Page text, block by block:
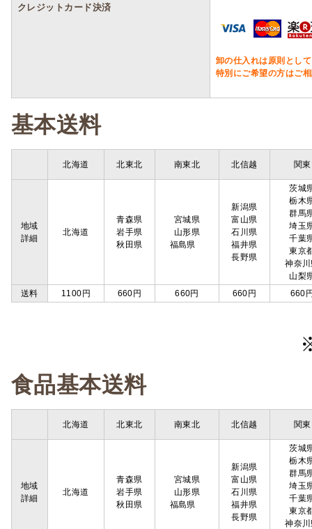
クレジットカード決済
卸の仕入れは原則とし
特別にご希望の方はご
基本送料
北海道 北東北 南東北 北信越 関東
地域
詳細
北海道
青森県
岩手県
秋田県
宮城県
山形県
福島県
新潟県
富山県
石川県
福井県
長野県
茨城
栃木
群馬
埼玉
千葉
東京
神奈
山梨
送料
1100円 660円 660円 660円 660
食品基本送料
北海道 北東北 南東北 北信越 関東
地域
詳細
北海道
青森県
岩手県
秋田県
宮城県
山形県
福島県
新潟県
富山県
石川県
福井県
長野県
茨城
栃木
群馬
埼玉
千葉
東京
神奈